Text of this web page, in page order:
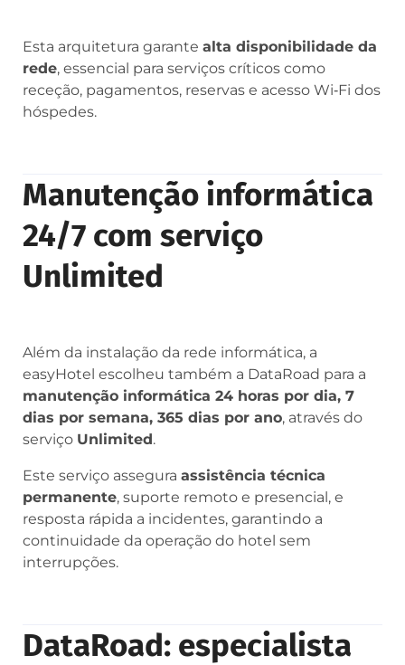
Esta arquitetura garante alta disponibilidade da
rede, essencial para serviços críticos como
receção, pagamentos, reservas e acesso Wi‑Fi dos
hóspedes.
Manutenção informática
24/7 com serviço
Unlimited
Além da instalação da rede informática, a
easyHotel escolheu também a DataRoad para a
manutenção informática 24 horas por dia, 7
dias por semana, 365 dias por ano, através do
serviço Unlimited.
Este serviço assegura assistência técnica
permanente, suporte remoto e presencial, e
resposta rápida a incidentes, garantindo a
continuidade da operação do hotel sem
interrupções.
DataRoad: especialista